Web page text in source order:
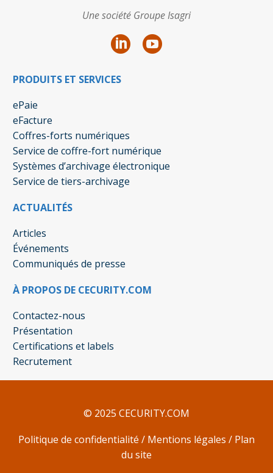
Une société Groupe Isagri
PRODUITS ET SERVICES
ePaie
eFacture
Coffres-forts numériques
Service de coffre-fort numérique
Systèmes d’archivage électronique
Service de tiers-archivage
ACTUALITÉS
Articles
Événements
Communiqués de presse
À PROPOS DE CECURITY.COM
Contactez-nous
Présentation
Certifications et labels
Recrutement
© 2025 CECURITY.COM
Politique de confidentialité / Mentions légales / Plan
du site